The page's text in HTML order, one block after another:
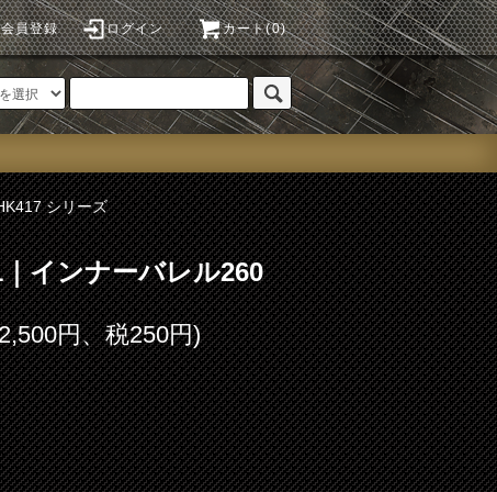
会員登録 ログイン カート(0)
シリーズ
インナーバレル260
円、税250円)